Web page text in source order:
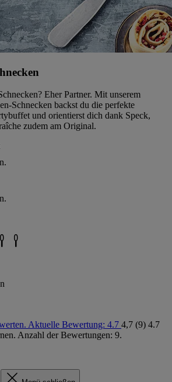
Eher Partner. Mit unserem
Schnecken backst du die perfekte
und orientierst dich dank Speck,
zudem am Original.
Aktuelle Bewertung: 4.7 4,7 (9) 4.7
Anzahl der Bewertungen: 9.